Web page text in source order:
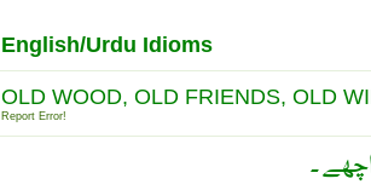
English/Urdu Idioms
OLD WOOD, OLD FRIENDS, OLD
Report Error!
۔